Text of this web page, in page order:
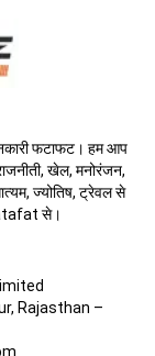
फटाफट। हम आप
खेल, मनोरंजन,
ज्योतिष, ट्रेवल से
से।
Rajasthan –